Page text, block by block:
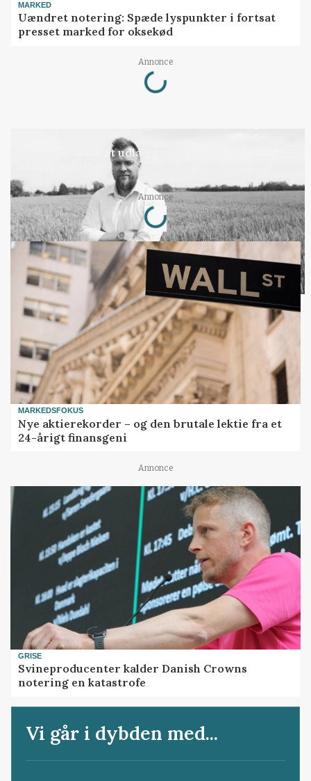
MARKED
Uændret notering: Spæde lyspunkter i fortsat
presset marked for oksekød
Annonce
Loading...
Det er en uskik at udlægge et røgslør om
Annonce
Loading...
MARKEDSFOKUS
Nye aktierekorder – og den brutale lektie fra et
24-årigt finansgeni
Annonce
GRISE
Svineproducenter kalder Danish Crowns
notering en katastrofe
Vi går i dybden med...